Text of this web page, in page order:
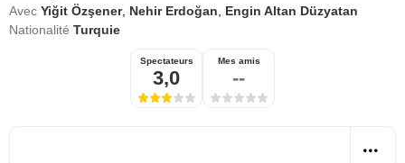
Avec Yiğit Özşener, Nehir Erdoğan
Engin Altan Düzyatan
Nationalité Turquie
Spectateurs
3,0
Mes amis
--